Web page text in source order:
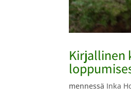
Kirjallinen
mennessä Inka